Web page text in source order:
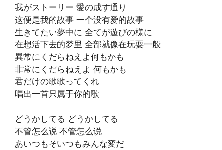
我がストーリー 愛の成す通り
这便是我的故事 一个没有爱的故事
生きてたい夢中に 全てが遊びの様に
在想活下去的梦里 全部就像在玩耍一般
異常にくだらねえよ何もかも
非常にくだらねえよ 何もかも
君だけの歌歌ってくれ
唱出一首只属于你的歌
どうかしてる どうかしてる
不管怎么说 不管怎么说
あいつもそいつもみんな変だ